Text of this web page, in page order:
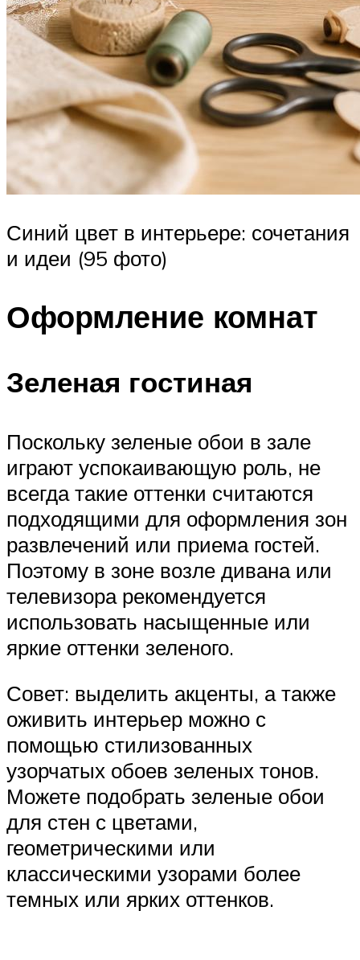
Синий цвет в интерьере: сочетания
и идеи (95 фото)
Оформление комнат
Зеленая гостиная
Поскольку зеленые обои в зале
играют успокаивающую роль, не
всегда такие оттенки считаются
подходящими для оформления зон
развлечений или приема гостей.
Поэтому в зоне возле дивана или
телевизора рекомендуется
использовать насыщенные или
яркие оттенки зеленого.
Совет: выделить акценты, а также
оживить интерьер можно с
помощью стилизованных
узорчатых обоев зеленых тонов.
Можете подобрать зеленые обои
для стен с цветами,
геометрическими или
классическими узорами более
темных или ярких оттенков.